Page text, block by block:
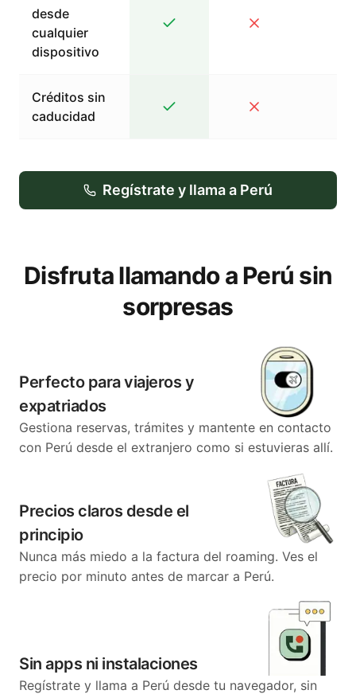
desde
cualquier
dispositivo
Créditos sin
caducidad
Regístrate y llama a Perú
Disfruta llamando a Perú sin
sorpresas
Perfecto para viajeros y
expatriados
Gestiona reservas, trámites y mantente en contacto
con Perú desde el extranjero como si estuvieras allí.
Precios claros desde el
principio
Nunca más miedo a la factura del roaming. Ves el
precio por minuto antes de marcar a Perú.
Sin apps ni instalaciones
Regístrate y llama a Perú desde tu navegador, sin